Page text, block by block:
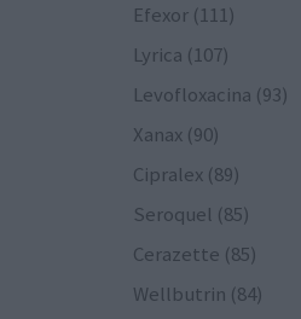
Efexor (111)
Lyrica (107)
Levofloxacina (93)
Xanax (90)
Cipralex (89)
Seroquel (85)
Cerazette (85)
Wellbutrin (84)